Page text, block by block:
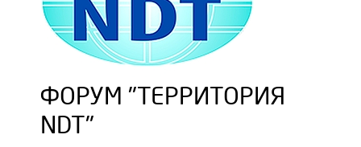
ФОРУМ "ТЕРРИТОРИЯ
NDT"